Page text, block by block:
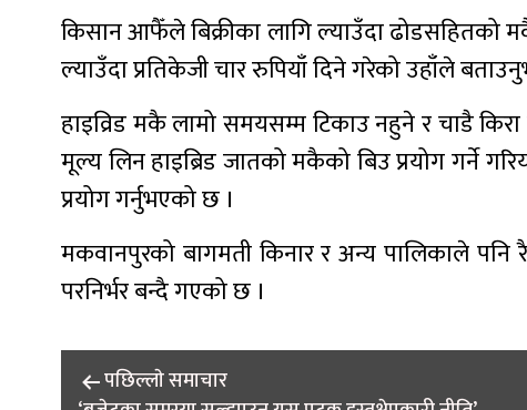
किसान आफैँले बिक्रीका लागि ल्याउँदा ढोडसहितको
ल्याउँदा प्रतिकेजी चार रुपियाँ दिने गरेको उहाँले
हाइव्रिड मकै लामो समयसम्म टिकाउ नहुने र चाडै
मूल्य लिन हाइब्रिड जातको मकैको बिउ प्रयोग गर्ने
प्रयोग गर्नुभएको छ ।
मकवानपुरको बागमती किनार र अन्य पालिकाले पनि
परनिर्भर बन्दै गएको छ ।
Postपछिल्लाे समाचार